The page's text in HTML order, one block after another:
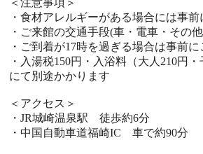
＜注意事項＞
・食材アレルギーがある場合には事
・ご来館の交通手段(車・電車・その
・ご到着が17時を過ぎる場合は事前
・入湯税150円・入浴料（大人210円
にて別途かかります
＜アクセス＞
・JR城崎温泉駅 徒歩約6分
・中国自動車道福崎IC 車で約90分